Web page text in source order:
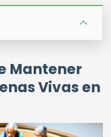
Mantener
Vivas en